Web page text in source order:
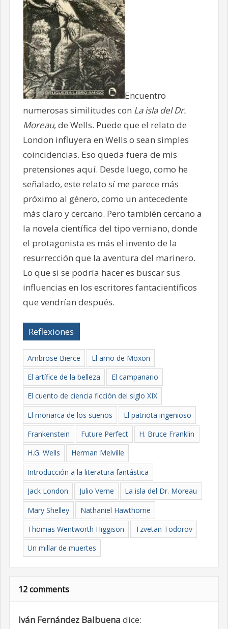
Encuentro
numerosas similitudes con La isla del Dr.
Moreau, de Wells. Puede que el relato de
London influyera en Wells o sean simples
coincidencias. Eso queda fuera de mis
pretensiones aquí. Desde luego, como he
señalado, este relato sí me parece más
próximo al género, como un antecedente
más claro y cercano. Pero también cercano a
la novela científica del tipo verniano, donde
el protagonista es más el invento de la
resurrección que la aventura del marinero.
Lo que si se podría hacer es buscar sus
influencias en los escritores fantacientíficos
que vendrían después.
Reflexiones
Ambrose Bierce
El amo de Moxon
El artífice de la belleza
El campanario
El cuento de ciencia ficción del siglo XIX
El monarca de los sueños
El patriota ingenioso
Frankenstein
Future Perfect
H. Bruce Franklin
H.G. Wells
Herman Melville
Introducción a la literatura fantástica
Jack London
Julio Verne
La isla del Dr. Moreau
Mary Shelley
Nathaniel Hawthorne
Thomas Wentworth Higgison
Tzvetan Todorov
Un millar de muertes
12 comments
Iván Fernández Balbuena dice: